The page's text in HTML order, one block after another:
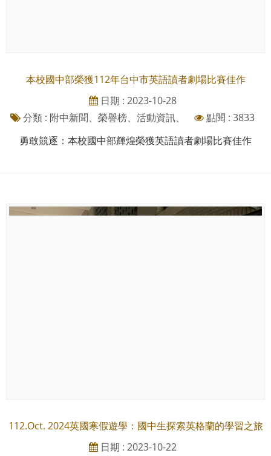
本校國中部榮獲112年台中市英語讀者劇場比賽佳作
日期 : 2023-10-28
分類 : 附中新聞、榮譽榜、活動資訊、
點閱 : 3833
勇敢競逐：本校國中部輝煌榮獲英語讀者劇場比賽佳作
112.Oct. 2024英國寒假遊學：國中生探索英格蘭的學習之旅
日期 : 2023-10-22